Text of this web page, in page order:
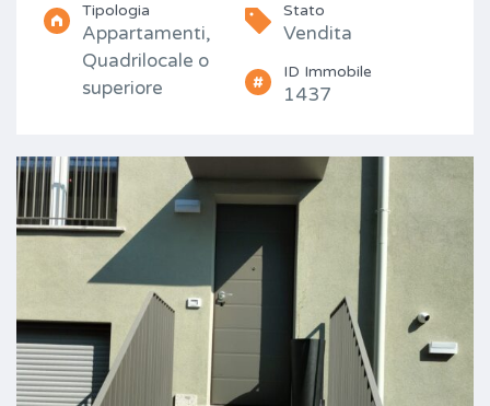
Tipologia
Appartamenti,
Quadrilocale o
superiore
Stato
Vendita
ID Immobile
1437